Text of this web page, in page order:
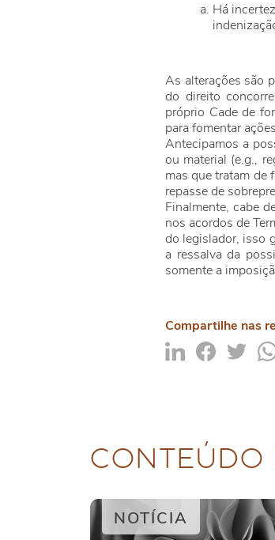
Há
As alterações são
do direito
próprio Cade de
para fomentar
Antecipamos a
ou material (e.g.,
mas que tratam de
repasse de
Finalmente, cabe
nos acordos de
do legislador, isso
a ressalva da
somente a
Compartilhe nas
NOTÍCIA